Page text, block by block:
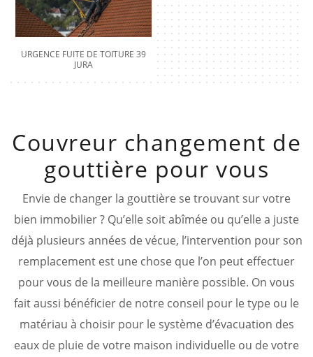
URGENCE FUITE DE TOITURE 39
JURA
Couvreur changement de
gouttière pour vous
Envie de changer la gouttière se trouvant sur votre
bien immobilier ? Qu’elle soit abîmée ou qu’elle a juste
déjà plusieurs années de vécue, l’intervention pour son
remplacement est une chose que l’on peut effectuer
pour vous de la meilleure manière possible. On vous
fait aussi bénéficier de notre conseil pour le type ou le
matériau à choisir pour le système d’évacuation des
eaux de pluie de votre maison individuelle ou de votre